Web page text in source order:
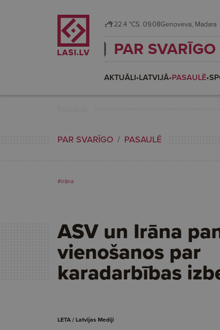
22.4 °CS. 09.08 Genoveva, Madara
PAR SVARĪGO
AKTUĀLI•LATVIJĀ•PASAULĒ•
PAR SVARĪGO PASAULĒ
#irāna
ASV un Irāna
vienošanos par
karadarbības
LETA / Latvijas Mediji